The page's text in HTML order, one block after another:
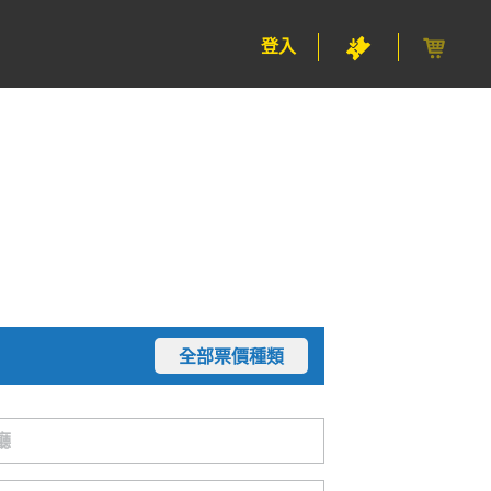
登入
全部票價種類